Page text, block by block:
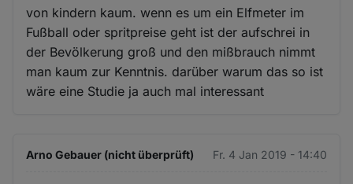
von kindern kaum. wenn es um ein Elfmeter im
Fußball oder spritpreise geht ist der aufschrei in
der Bevölkerung groß und den mißbrauch nimmt
man kaum zur Kenntnis. darüber warum das so ist
wäre eine Studie ja auch mal interessant
Arno Gebauer (nicht überprüft) Fr. 4 Jan 2019 - 14:40